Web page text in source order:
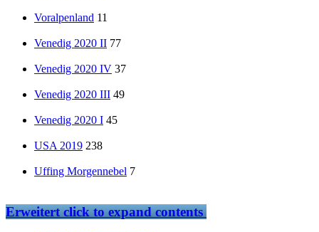
Voralpenland 11
Venedig 2020 II 77
Venedig 2020 IV 37
Venedig 2020 III 49
Venedig 2020 I 45
USA 2019 238
Uffing Morgennebel 7
Erweitertclick to expand contents